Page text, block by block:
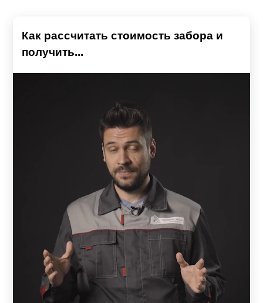
Как рассчитать стоимость забора и
получить...